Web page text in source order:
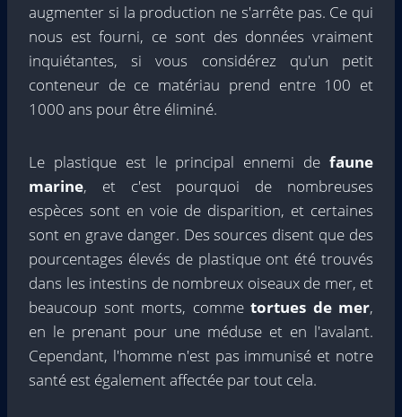
augmenter si la production ne s'arrête pas. Ce qui
nous est fourni, ce sont des données vraiment
inquiétantes, si vous considérez qu'un petit
conteneur de ce matériau prend entre 100 et
1000 ans pour être éliminé.
Le plastique est le principal ennemi de faune
marine, et c'est pourquoi de nombreuses
espèces sont en voie de disparition, et certaines
sont en grave danger. Des sources disent que des
pourcentages élevés de plastique ont été trouvés
dans les intestins de nombreux oiseaux de mer, et
beaucoup sont morts, comme tortues de mer,
en le prenant pour une méduse et en l'avalant.
Cependant, l'homme n'est pas immunisé et notre
santé est également affectée par tout cela.